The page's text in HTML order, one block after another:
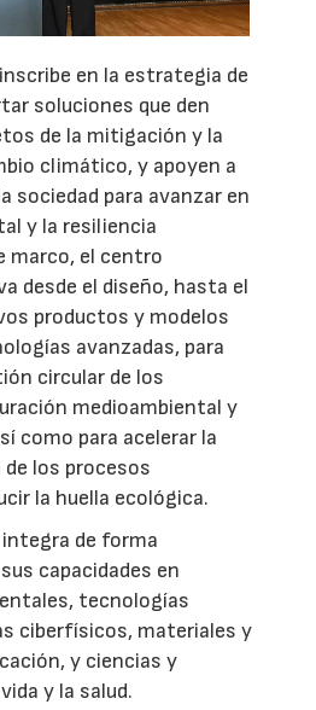
en la estrategia de
soluciones que den
de la mitigación y la
climático, y apoyen a
sociedad para avanzar en
y la resiliencia
marco, el centro
desde el diseño, hasta el
productos y modelos
avanzadas, para
circular de los
medioambiental y
como para acelerar la
los procesos
la huella ecológica.
de forma
capacidades en
tecnologías
ciberfísicos, materiales y
y ciencias y
y la salud.